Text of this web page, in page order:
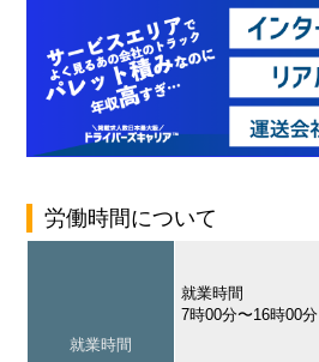
労働時間について
就業時間
就業時間
7時00分〜16時00分